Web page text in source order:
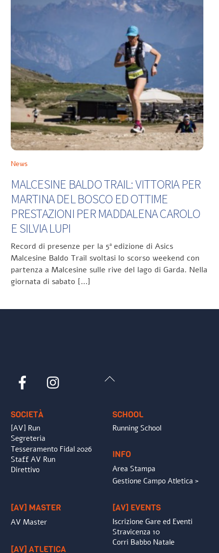
News
MALCESINE BALDO TRAIL: VITTORIA PER
MARTINA DEL BOSCO ED OTTIME
PRESTAZIONI PER MADDALENA CAROLO
E SILVIA LUPI
Record di presenze per la 5ª edizione di Asics
Malcesine Baldo Trail svoltasi lo scorso weekend con
partenza a Malcesine sulle rive del lago di Garda. Nella
giornata di sabato […]
Back
Facebook
SOCIETÀ
[AV] Run
Segreteria
Tesseramento Fidal 2026
Staff AV Run
Direttivo
SCHOOL
Running School
INFO
Area Stampa
Gestione Campo Atletica >
[AV] MASTER
AV Master
[AV] ATLETICA
[AV] EVENTS
Iscrizione Gare ed Eventi
Stravicenza 10
Corri Babbo Natale